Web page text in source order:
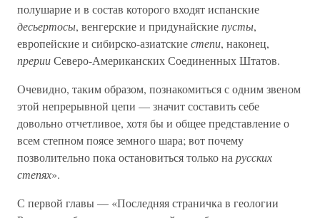
полушарие и в состав которого входят испанские
десьертосы, венгерские и придунайскиепусты,
европейские и сибирско-азиатскиестепи, наконец,
прерииСеверо-Американских Соединенных Штатов.
Очевидно, таким образом, познакомиться с одним звеном
этой непрерывной цепи — значит составить себе
довольно отчетливое, хотя бы и общее представление о
всем степном поясе земного шара; вот почему
позволительно пока остановиться только на русских
степях».
С первой главы — «Последняя страничка в геологии